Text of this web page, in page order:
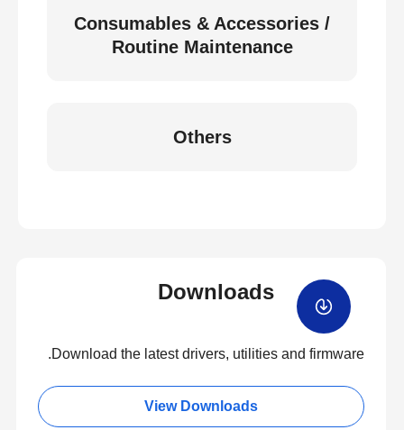
Consumables & Accessories /
Routine Maintenance
Others
Downloads
Download the latest drivers, utilities and firmware.
View Downloads